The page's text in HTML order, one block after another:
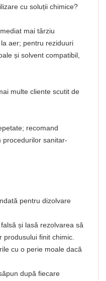
cu soluții chimice?
mai târziu
aer; pentru reziduuri
și solvent compatibil,
multe cliente scutit de
recomand
procedurilor sanitar-
pentru dizolvare
și lasă rezolvarea să
finit chimic.
cu o perie moale dacă
după fiecare